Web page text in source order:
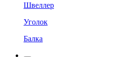
Швеллер
Уголок
Балка